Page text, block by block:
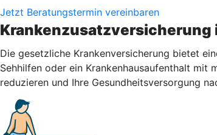
Jetzt Beratungstermin vereinbaren
Krankenzusatzversicherung
Die gesetzliche Krankenversicherung bietet
Sehhilfen oder ein Krankenhausaufenthalt mit
reduzieren und Ihre Gesundheitsversorgung